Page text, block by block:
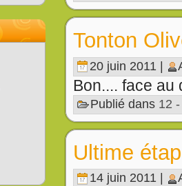
Tonton
20 juin 2011 |
Bon.... face
Publié dans 12
Ultime
14 juin 2011 |